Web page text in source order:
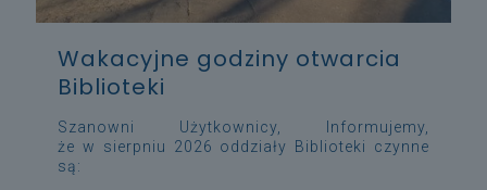
Wakacyjne godziny otwarcia
Biblioteki
Szanowni Użytkownicy, Informujemy,
że w sierpniu 2026 oddziały Biblioteki czynne
są: